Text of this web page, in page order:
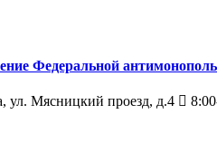
Федеральной
ул. Мясницкий проезд, д.4